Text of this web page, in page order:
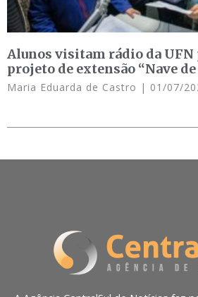
Alunos visitam rádio da UFN
projeto de extensão “Nave
Maria Eduarda de Castro 01/07/